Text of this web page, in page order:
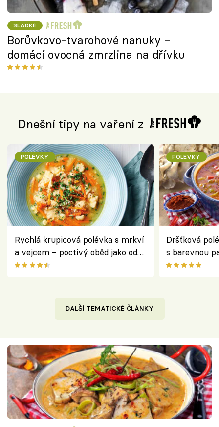
SLADKÉ
Borůvkovo-tvarohové nanuky –
domácí ovocná zmrzlina na dřívku
Dnešní tipy na vaření z
POLÉVKY
Rychlá krupicová polévka s mrkví
a vejcem – poctivý oběd jako od
babičky
POLÉVKY
Dršťková
s barevnou
variace na
DALŠÍ TEMATICKÉ ČLÁNKY